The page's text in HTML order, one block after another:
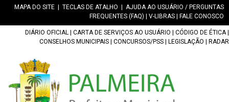
MAPA DO SITE TECLAS DE ATALHO
AJUDA AO USUÁRIO / PERGUNTAS
FREQUENTES (FAQ)
V-LIBRAS FALE CONOSCO
DIÁRIO OFICIAL CARTA DE SERVIÇOS AO USUÁRIO CÓDIGO DE ÉTICA|
CONSELHOS MUNICIPAIS
CONCURSOS/PSS LEGISLAÇÃO RADAR